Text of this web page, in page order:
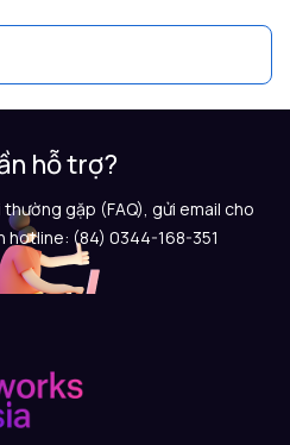
hỗ trợ?
gặp (FAQ), gửi email cho
hotline: (84) 0344-168-351